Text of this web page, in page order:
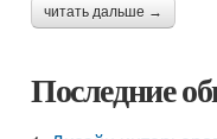
читать дальше →
Последние